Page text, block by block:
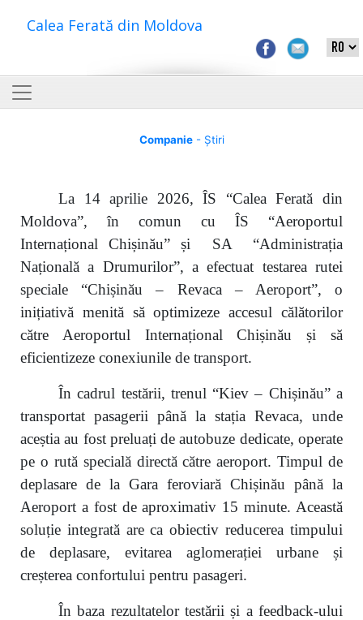
Calea Ferată din Moldova
Companie- Știri
La 14 aprilie 2026, ÎS “Calea Ferată din
Moldova”, în comun cu ÎS “Aeroportul
Internațional Chișinău” și SA “Administrația
Națională a Drumurilor”, a efectuat testarea rutei
speciale “Chișinău – Revaca – Aeroport”, o
inițiativă menită să optimizeze accesul călătorilor
către Aeroportul Internațional Chișinău și să
eficientizeze conexiunile de transport.
În cadrul testării, trenul “Kiev – Chișinău” a
transportat pasagerii până la stația Revaca, unde
aceștia au fost preluați de autobuze dedicate, operate
pe o rută specială directă către aeroport. Timpul de
deplasare de la Gara feroviară Chișinău până la
Aeroport a fost de aproximativ 15 minute. Această
soluție integrată are ca obiectiv reducerea timpului
de deplasare, evitarea aglomerației urbane și
creșterea confortului pentru pasageri.
În baza rezultatelor testării și a feedback-ului